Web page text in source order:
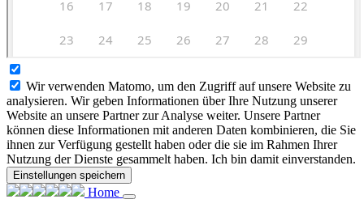
Wir verwenden Matomo, um den Zugriff auf unsere Website zu
analysieren. Wir geben Informationen über Ihre Nutzung unserer
Website an unsere Partner zur Analyse weiter. Unsere Partner
können diese Informationen mit anderen Daten kombinieren, die Sie
ihnen zur Verfügung gestellt haben oder die sie im Rahmen Ihrer
Nutzung der Dienste gesammelt haben. Ich bin damit einverstanden.
Einstellungen speichern
Home